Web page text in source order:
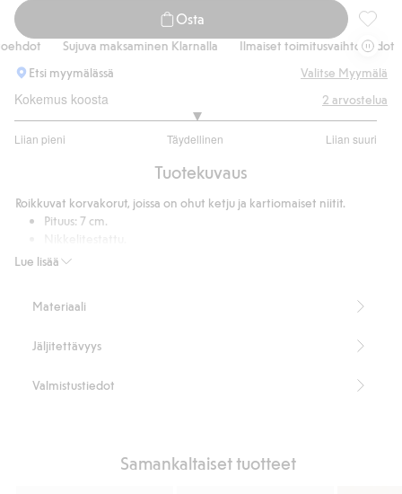
Osta
Sujuva maksaminen Klarnalla
Ilmaiset toimitusvaihtoehdot
Etsi myymälässä
Valitse Myymälä
Kokemus koosta
Liian pieni Täydellinen Liian suuri
/
ääneen
2 arvostelua
Tuotekuvaus
Lue lisää
Roikkuvat korvakorut, joissa on ohut ketju ja kartiomaiset niitit.
Pituus: 7 cm.
Tuotenumero
Materiaali
Jäljitettävyys
Valmistustiedot
Samankaltaiset tuotteet